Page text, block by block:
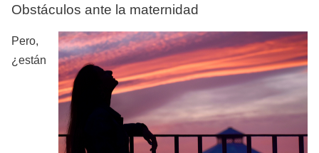
Obstáculos ante la maternidad
Pero,
¿están